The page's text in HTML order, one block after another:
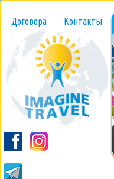
Договора Контакты